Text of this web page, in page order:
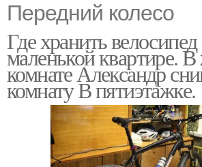
Передний колесо
Где хранить
маленькой квартире.
комнате Александр
комнату В пятиэтажке.